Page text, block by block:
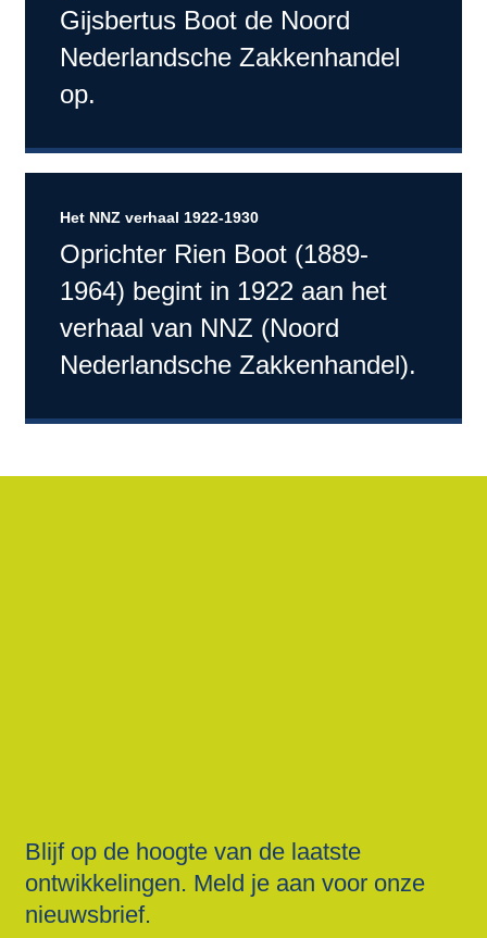
Gijsbertus Boot de Noord
Nederlandsche Zakkenhandel
op.
Het NNZ verhaal 1922-1930
Oprichter Rien Boot (1889-
1964) begint in 1922 aan het
verhaal van NNZ (Noord
Nederlandsche Zakkenhandel).
Blijf op de hoogte van de laatste
ontwikkelingen. Meld je aan voor onze
nieuwsbrief.